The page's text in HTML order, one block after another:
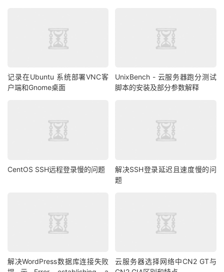
记录在Ubuntu 系统部署VNC客
户端和Gnome桌面
UnixBench - 云服务器跑分测试
脚本的安装及部分参数解释
CentOS SSH远程登录慢的问题
解决SSH登录延迟且速度慢的问
题
解决WordPress数据库连接失败
云服务器选择网络中CN2 GT与